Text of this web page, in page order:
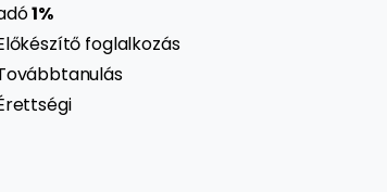
1%
foglalkozás